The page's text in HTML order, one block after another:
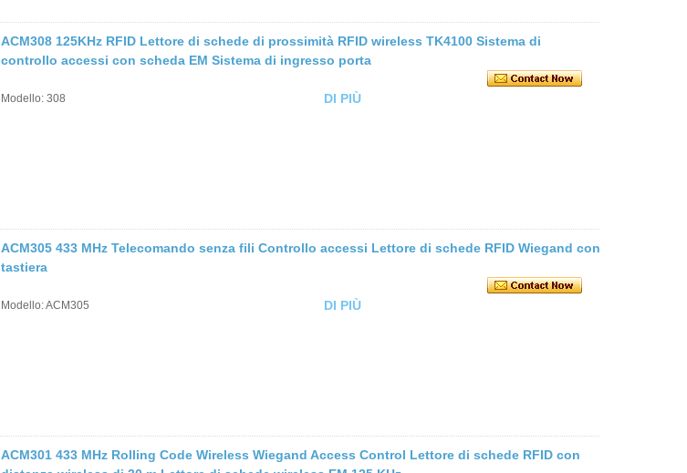
ACM308 125KHz RFID Lettore di schede di prossimità RFID wireless TK4100 Sistema di
controllo accessi con scheda EM Sistema di ingresso porta
Modello: 308 DI PIÙ
ACM305 433 MHz Telecomando senza fili Controllo accessi Lettore di schede RFID Wiegand con
tastiera
Modello: ACM305 DI PIÙ
ACM301 433 MHz Rolling Code Wireless Wiegand Access Control Lettore di schede RFID con